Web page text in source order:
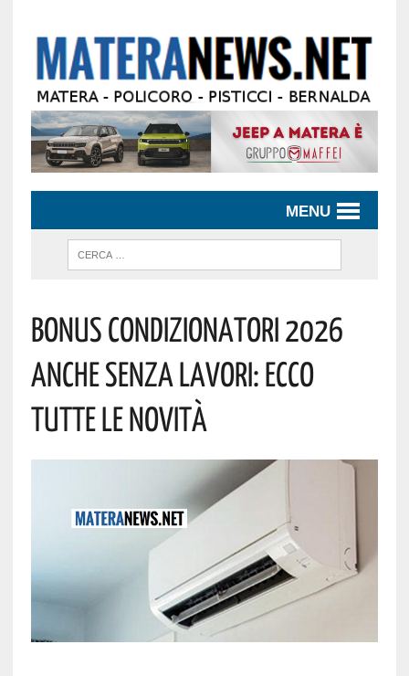
MENU
Bonus Condizionatori 2026
Anche Senza Lavori: Ecco
Tutte Le Novità